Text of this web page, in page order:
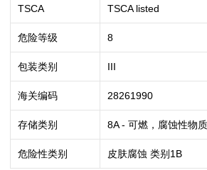
TSCA TSCA listed
危险等级 8
包装类别 III
海关编码 28261990
存储类别 8A - 可燃，腐蚀性物质
危险性类别 皮肤腐蚀 类别1B